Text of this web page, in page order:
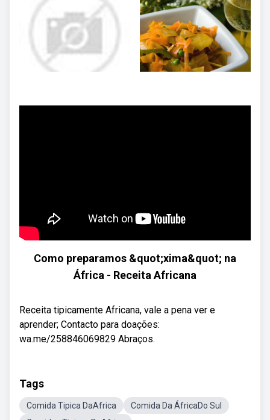
Como preparamos &quot;xima&quot; na
África - Receita Africana
Receita tipicamente Africana, vale a pena ver e
aprender; Contacto para doações:
wa.me/258846069829 Abraços.
Tags
Comida Tipica DaAfrica
Comida Da ÁfricaDo Sul